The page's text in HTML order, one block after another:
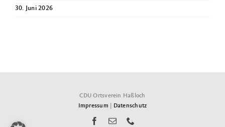
30. Juni 2026
CDU Ortsverein Haßloch
Impressum
Datenschutz